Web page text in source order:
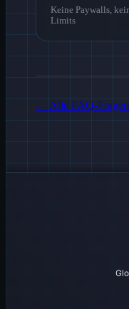
Keine Paywalls,
Limits
← Alle FAQ-Fragen